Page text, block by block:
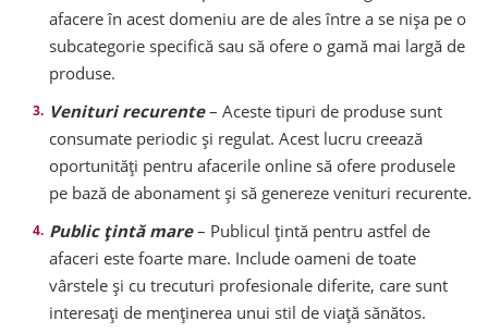
afacere în acest domeniu are de ales între a se nișa pe o
subcategorie specifică sau să ofere o gamă mai largă de
produse.
Venituri recurente– Aceste tipuri de produse sunt
consumate periodic și regulat. Acest lucru creează
oportunități pentru afacerile online să ofere produsele
pe bază de abonament și să genereze venituri recurente.
Public țintă mare– Publicul țintă pentru astfel de
afaceri este foarte mare. Include oameni de toate
vârstele și cu trecuturi profesionale diferite, care sunt
interesați de menținerea unui stil de viață sănătos.